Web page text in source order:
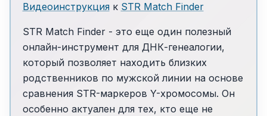
Видеоинструкцияк STR Match Finder
STR Match Finder - это еще один полезный
онлайн-инструмент для ДНК-генеалогии,
который позволяет находить близких
родственников по мужской линии на основе
сравнения STR-маркеров Y-хромосомы. Он
особенно актуален для тех, кто еще не